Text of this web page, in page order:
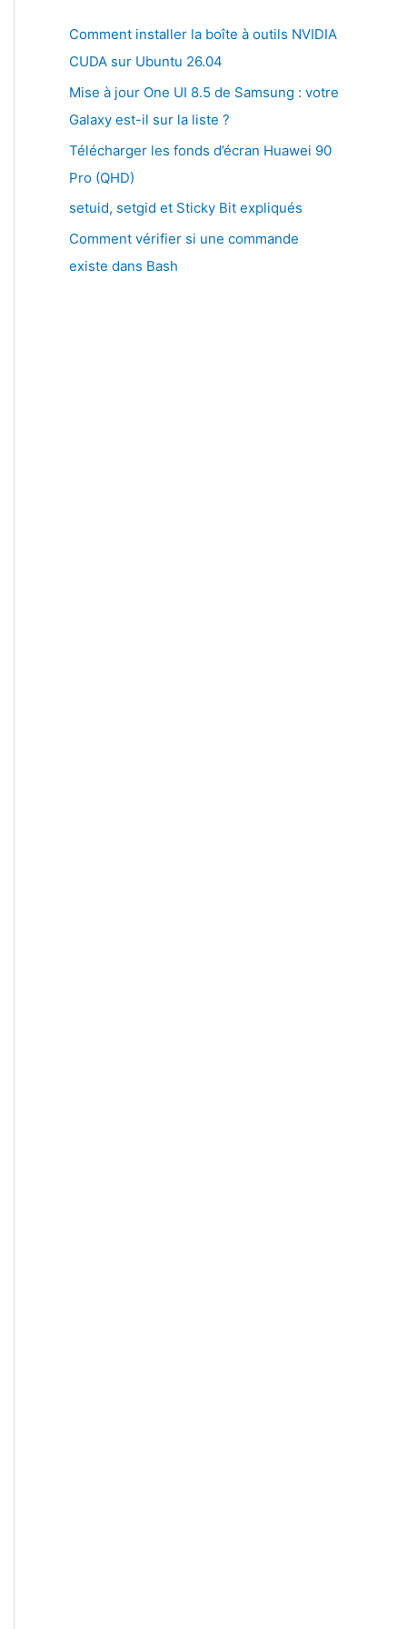
Comment installer la boîte à outils NVIDIA
CUDA sur Ubuntu 26.04
Mise à jour One UI 8.5 de Samsung : votre
Galaxy est-il sur la liste ?
Télécharger les fonds d’écran Huawei 90
Pro (QHD)
setuid, setgid et Sticky Bit expliqués
Comment vérifier si une commande
existe dans Bash